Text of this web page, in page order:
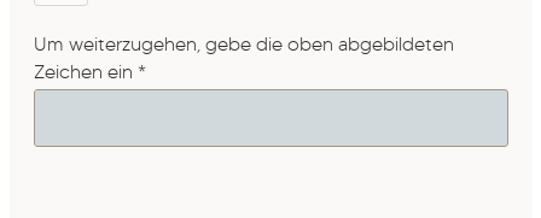
Um weiterzugehen, gebe die oben abgebildeten
Zeichen ein *